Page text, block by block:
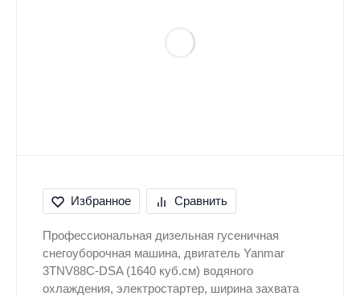
Избранное Сравнить
Профессиональная дизельная гусеничная
снегоуборочная машина, двигатель Yanmar
3TNV88С-DSA (1640 куб.см) водяного
охлаждения, электростартер, ширина захвата